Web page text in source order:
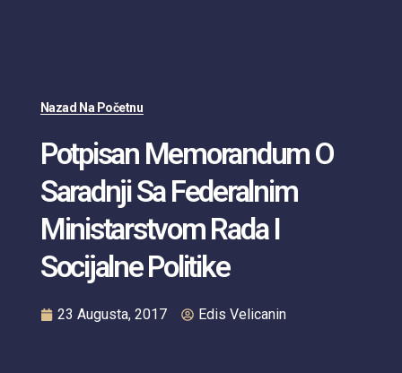
Nazad Na Početnu
Potpisan Memorandum O
Saradnji Sa Federalnim
Ministarstvom Rada I
Socijalne Politike
23 Augusta, 2017 Edis Velicanin